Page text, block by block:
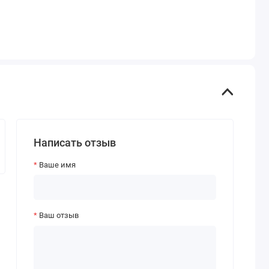
Написать отзыв
Ваше имя
Ваш отзыв